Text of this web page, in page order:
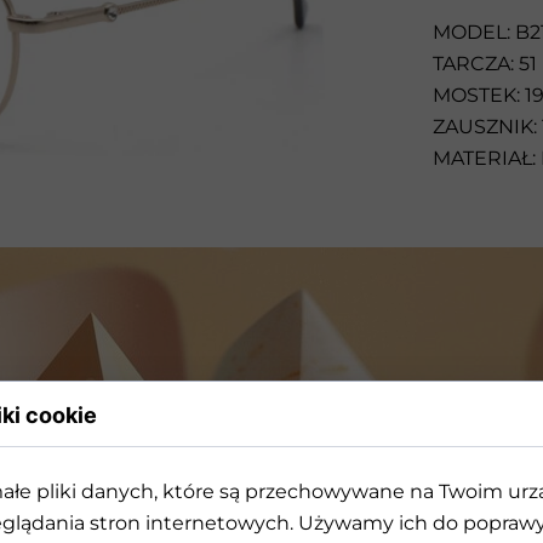
geometrii
MODEL:
TARCZA: 51
MOSTEK: 19
ZAUSZNIK:
MATERIAŁ:
cookie
pliki danych, które są przechowywane na Twoim
stron internetowych. Używamy ich do poprawy